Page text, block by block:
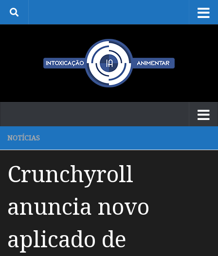
Skip to content
NOTÍCIAS
Crunchyroll
anuncia novo
aplicado de